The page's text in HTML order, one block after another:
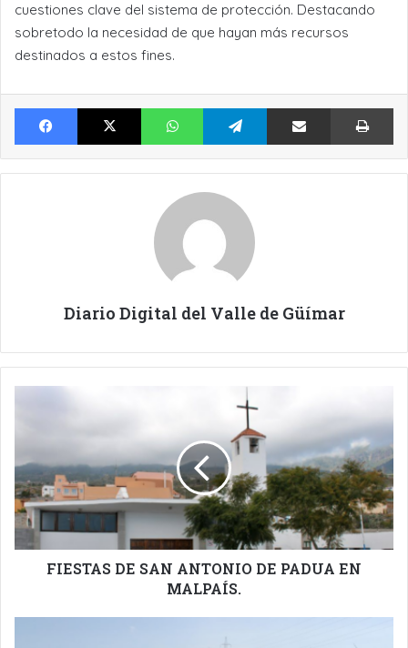
cuestiones clave del sistema de protección. Destacando
sobretodo la necesidad de que hayan más recursos
destinados a estos fines.
Facebook X WhatsApp Telegram Compartir por Email
Diario Digital del Valle de Güímar
DE
PADUA
EN
MALPAÍS.
FIESTAS DE SAN ANTONIO DE PADUA EN
MALPAÍS.